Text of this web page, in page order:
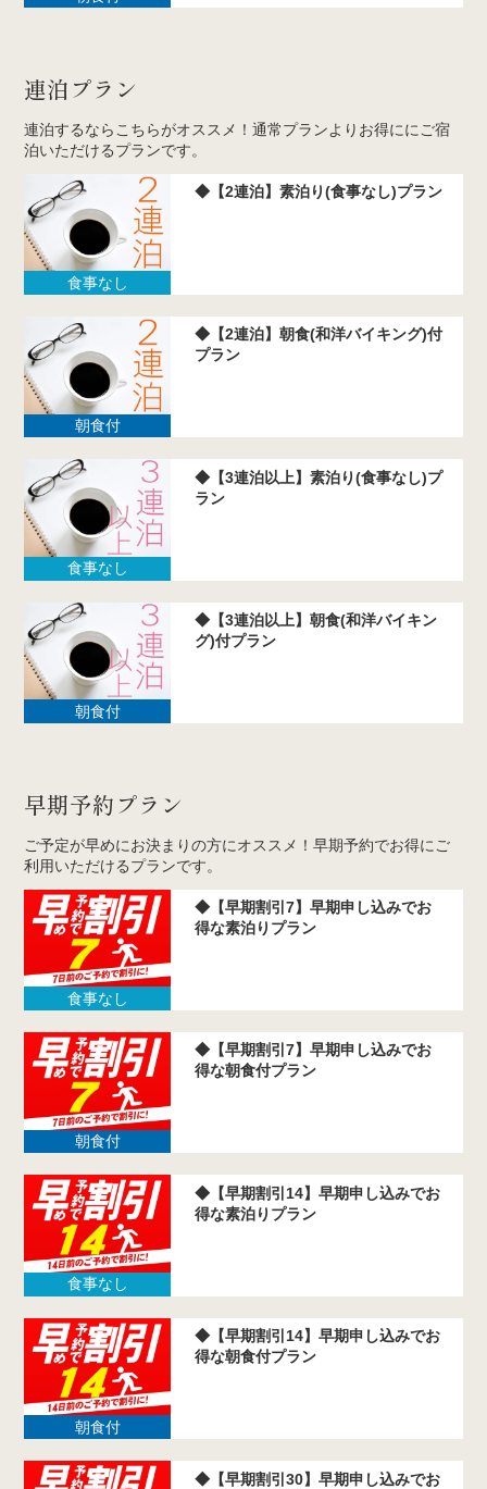
連泊プラン
連泊するならこちらがオススメ！通常プランよりお得ににご宿
泊いただけるプランです。
食事なし
◆【2連泊】素泊り(食事なし)プラン
朝食付
◆【2連泊】朝食(和洋バイキング)付
プラン
食事なし
◆【3連泊以上】素泊り(食事なし)プ
ラン
朝食付
◆【3連泊以上】朝食(和洋バイキン
グ)付プラン
早期予約プラン
ご予定が早めにお決まりの方にオススメ！早期予約でお得にご
利用いただけるプランです。
食事なし
◆【早期割引7】早期申し込みでお
得な素泊りプラン
朝食付
◆【早期割引7】早期申し込みでお
得な朝食付プラン
食事なし
◆【早期割引14】早期申し込みでお
得な素泊りプラン
朝食付
◆【早期割引14】早期申し込みでお
得な朝食付プラン
◆【早期割引30】早期申し込みでお